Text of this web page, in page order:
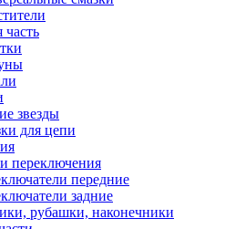
звезды
для цепи
переключения
передние
задние
рубашки, наконечники